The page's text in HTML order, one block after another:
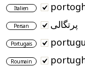
Italien
Persan پرتگالی
Portugais
Roumain